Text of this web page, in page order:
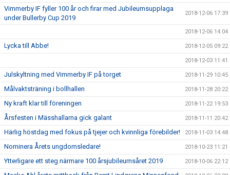
Vimmerby IF fyller 100 år och firar med Jubileumsupplaga
under Bullerby Cup 2019
2018-12-06 17:39
2018-12-06 14:04
Lycka till Abbe! 2018-12-05 09:22
2018-12-03 11:41
Julskyltning med Vimmerby IF på torget 2018-11-29 10:45
Målvaktsträning i bollhallen 2018-11-28 20:22
Ny kraft klar till föreningen 2018-11-22 19:53
Årsfesten i Mässhallarna gick galant 2018-11-11 20:42
Härlig höstdag med fokus på tjejer och kvinnliga förebilder! 2018-11-03 14:48
Nominera Årets ungdomsledare! 2018-10-23 11:21
Ytterligare ett steg närmare 100 årsjubileumsåret 2019 2018-10-06 22:12